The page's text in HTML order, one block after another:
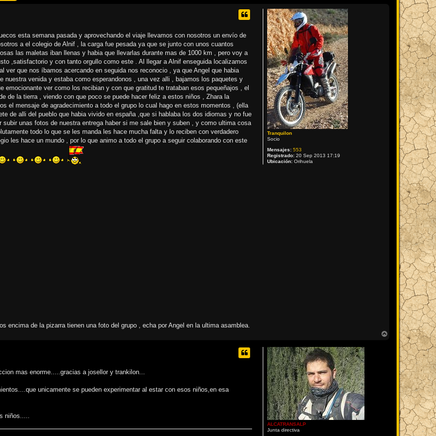
Tranquilon
Socio
Mensajes: 553
Registrado:20 Sep 2013 17:19
Ubicación:Orihuela
esta semana pasada y aprovechando el viaje llevamos con nosotros un envío de
a el colegio de Alnif , la carga fue pesada ya que se junto con unos cuantos
las maletas iban llenas y habia que llevarlas durante mas de 1000 km , pero voy a
,satisfactorio y con tanto orgullo como este . Al llegar a Alnif enseguida localizamos
ver que nos íbamos acercando en seguida nos reconocio , ya que Angel que habia
nuestra venida y estaba como esperandonos , una vez alli , bajamos los paquetes y
emocionante ver como los recibian y con que gratitud te trataban esos pequeñajos , el
de la tierra , viendo con que poco se puede hacer feliz a estos niños , Zhara la
el mensaje de agradecimiento a todo el grupo lo cual hago en estos momentos , (ella
de alli del pueblo que habia vivido en españa ,que si hablaba los dos idiomas y no fue
unas fotos de nuestra entrega haber si me sale bien y suben , y como ultima cosa
todo lo que se les manda les hace mucha falta y lo reciben con verdadero
les hace un mundo , por lo que animo a todo el grupo a seguir colaborando con este
encima de la pizarra tienen una foto del grupo , echa por Angel en la ultima asamblea.
ALCATRANSALP
Junta directiva
mas enorme.....gracias a josellor y trankilon...
unicamente se pueden experimentar al estar con esos niños,en esa
niños.....